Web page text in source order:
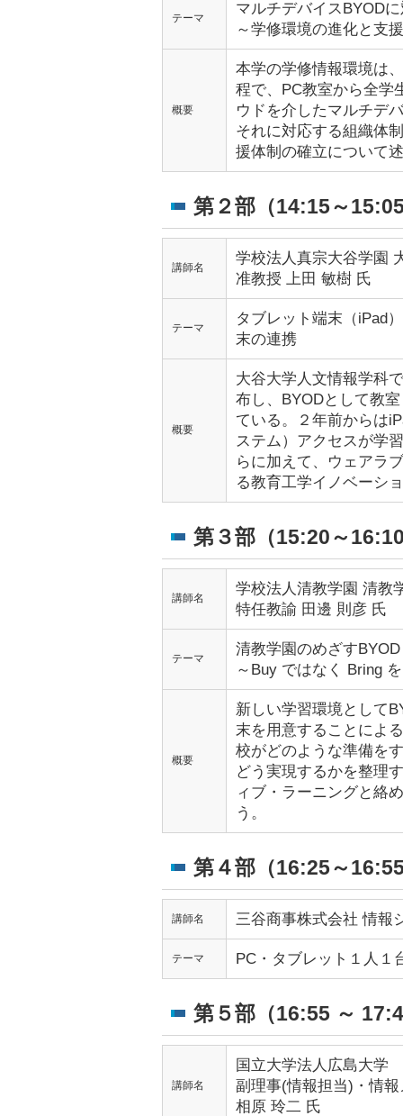
テーマ
マルチデバイスBYOD
～学修環境の進化と支
概要
本学の学修情報環境は
程で、PC教室から全学
ウドを介したマルチデ
それに対応する組織体
援体制の確立について
第２部（14:15～
講師名
学校法人真宗大谷学園
准教授 上田 敏樹 氏
テーマ
タブレット端末（iPad
末の連携
概要
大谷大学人文情報学科
布し、BYODとして教
ている。２年前からは
ステム）アクセスが学
らに加えて、ウェアラ
る教育工学イノベーシ
第３部（15:20～
講師名
学校法人清教学園 清教
特任教諭 田邊 則彦 氏
テーマ
清教学園のめざすBYOD
～Buy ではなく Bring
概要
新しい学習環境として
末を用意することによ
校がどのような準備を
どう実現するかを整理
ィブ・ラーニングと絡
う。
第４部（16:25～
講師名 三谷商事株式会社 情報
テーマ PC・タブレット１人１
第５部（16:55 ～
講師名
国立大学法人広島大学
副理事(情報担当)・情
相原 玲二 氏